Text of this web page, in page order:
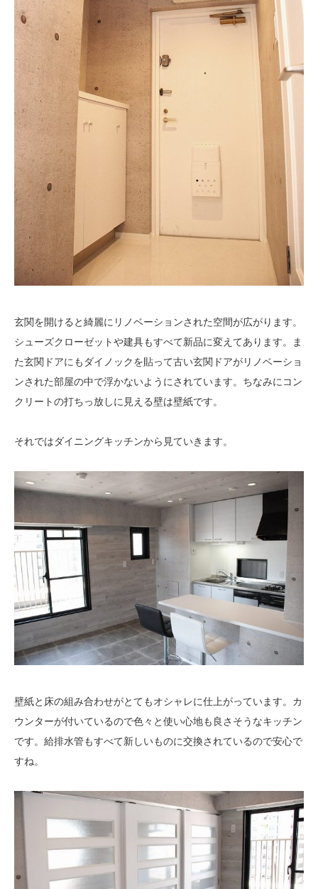
玄関を開けると綺麗にリノベーションされた空間が広がります。
シューズクローゼットや建具もすべて新品に変えてあります。ま
た玄関ドアにもダイノックを貼って古い玄関ドアがリノベーショ
ンされた部屋の中で浮かないようにされています。ちなみにコン
クリートの打ちっ放しに見える壁は壁紙です。
それではダイニングキッチンから見ていきます。
壁紙と床の組み合わせがとてもオシャレに仕上がっています。カ
ウンターが付いているので色々と使い心地も良さそうなキッチン
です。給排水管もすべて新しいものに交換されているので安心で
すね。